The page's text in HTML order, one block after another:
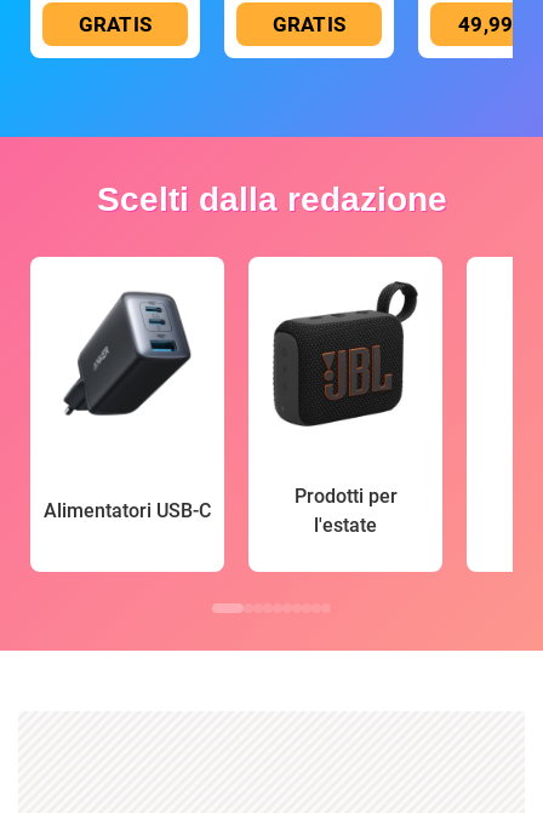
GRATIS GRATIS 49,99 €
Scelti dalla redazione
Alimentatori USB-C
Prodotti per
l'estate